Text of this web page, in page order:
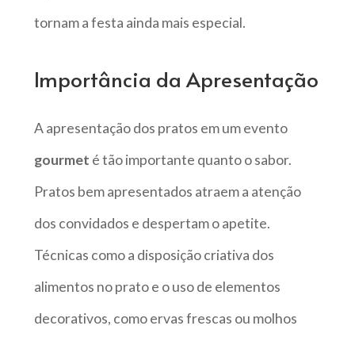
tornam a festa ainda mais especial.
Importância da Apresentação
A apresentação dos pratos em um evento
gourmet é tão importante quanto o sabor.
Pratos bem apresentados atraem a atenção
dos convidados e despertam o apetite.
Técnicas como a disposição criativa dos
alimentos no prato e o uso de elementos
decorativos, como ervas frescas ou molhos